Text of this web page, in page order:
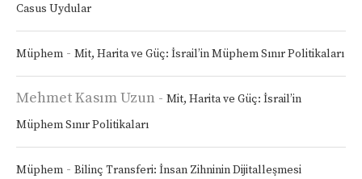
Casus Uydular
Müphem - Mit, Harita ve Güç: İsrail’in Müphem Sınır Politikaları
Mehmet Kasım Uzun - Mit, Harita ve Güç: İsrail’in
Müphem Sınır Politikaları
Müphem - Bilinç Transferi: İnsan Zihninin Dijitalleşmesi